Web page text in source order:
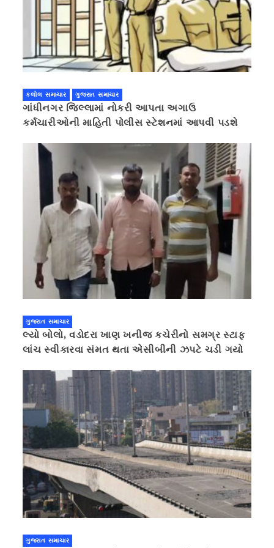
કલોલ સમાચાર ગુજરાત સમાચાર
ગાંધીનગર જિલ્લામાં નોકરી આપતા અગાઉ
કર્મચારીઓની માહિતી પોલીસ સ્ટેશનમાં આપવી પડશે
ગુજરાત સમાચાર
લ્યો બોલો, વડોદરા ખાણ ખનીજ કચેરીનો સમગ્ર સ્ટાફ
લાંચ સ્વીકારવા સંમત થતા એસીબીની ઝપટે ચડી ગયો
ગુજરાત સમાચાર